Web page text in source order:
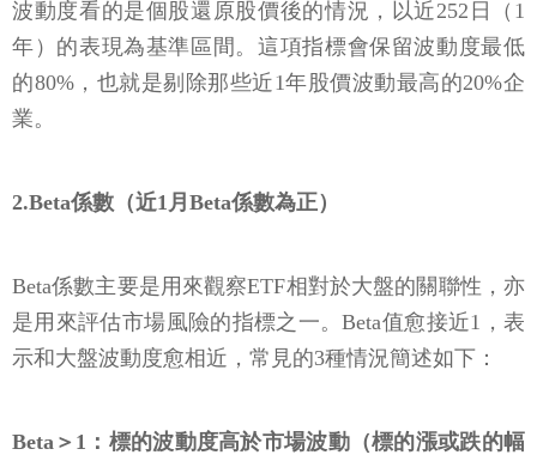
波動度看的是個股還原股價後的情況，以近252日（1
年）的表現為基準區間。這項指標會保留波動度最低
的80%，也就是剔除那些近1年股價波動最高的20%企
業。
2.Beta係數（近1月Beta係數為正）
Beta係數主要是用來觀察ETF相對於大盤的關聯性，亦
是用來評估市場風險的指標之一。Beta值愈接近1，表
示和大盤波動度愈相近，常見的3種情況簡述如下：
Beta＞1：標的波動度高於市場波動（標的漲或跌的幅